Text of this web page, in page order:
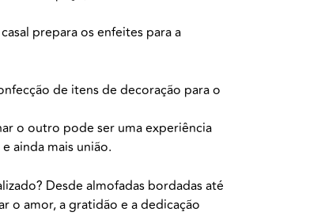
prepara os enfeites para a
de itens de decoração para o
o outro pode ser uma experiência
ainda mais união.
Desde almofadas bordadas até
o amor, a gratidão e a dedicação